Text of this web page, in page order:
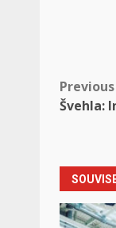
Post
Previous
Švehla: